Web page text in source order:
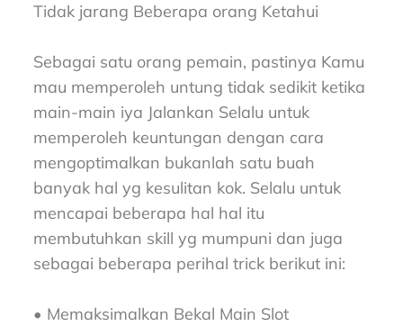
Tidak jarang Beberapa orang Ketahui
Sebagai satu orang pemain, pastinya Kamu
mau memperoleh untung tidak sedikit ketika
main-main iya Jalankan Selalu untuk
memperoleh keuntungan dengan cara
mengoptimalkan bukanlah satu buah
banyak hal yg kesulitan kok. Selalu untuk
mencapai beberapa hal hal itu
membutuhkan skill yg mumpuni dan juga
sebagai beberapa perihal trick berikut ini:
• Memaksimalkan Bekal Main Slot